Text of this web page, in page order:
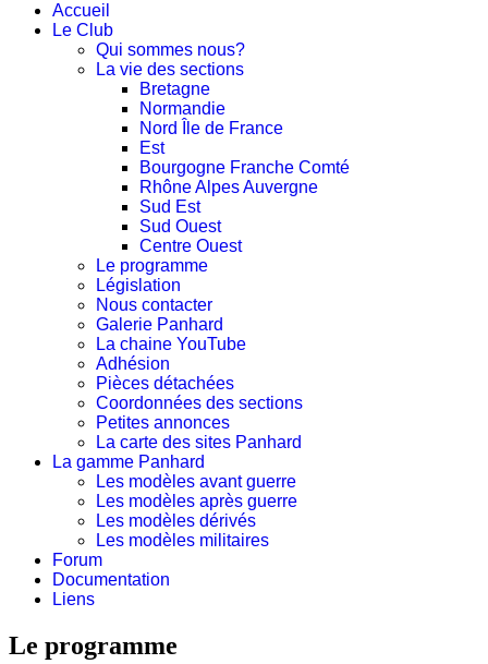
Accueil
Le Club
Qui sommes nous?
La vie des sections
Bretagne
Normandie
Nord Île de France
Est
Bourgogne Franche Comté
Rhône Alpes Auvergne
Sud Est
Sud Ouest
Centre Ouest
Le programme
Législation
Nous contacter
Galerie Panhard
La chaine YouTube
Adhésion
Pièces détachées
Coordonnées des sections
Petites annonces
La carte des sites Panhard
La gamme Panhard
Les modèles avant guerre
Les modèles après guerre
Les modèles dérivés
Les modèles militaires
Forum
Documentation
Liens
Le programme